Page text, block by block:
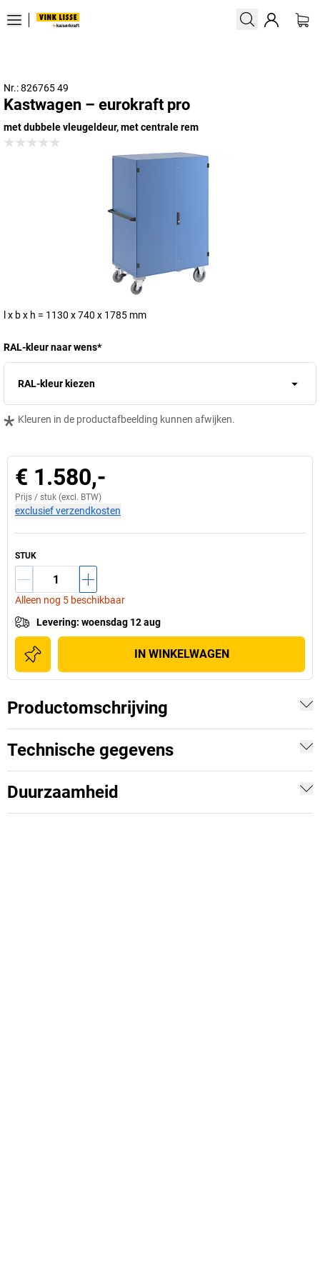
Nr.: 826765 49
Kastwagen – eurokraft pro
met dubbele vleugeldeur, met centrale rem
l x b x h = 1130 x 740 x 1785 mm
RAL-kleur naar wens*
RAL-kleur kiezen
* Kleuren in de productafbeelding kunnen afwijken.
€ 1.580,-
Prijs / stuk (excl. BTW)
exclusief verzendkosten
STUK
Alleen nog 5 beschikbaar
Levering: woensdag 12 aug
IN WINKELWAGEN
Productomschrijving
Technische gegevens
Duurzaamheid